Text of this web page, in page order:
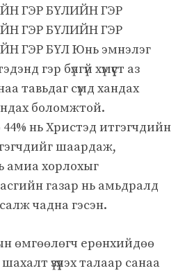
ГЭР БҮЛИЙН ГЭР
ГЭР БҮЛИЙН ГЭР
ГЭР БҮЛ Юнь эмнэлэг
гэр бүлгүй хүмүүст аз
тавьдаг сүмд хандах
боломжтой.
нь Христэд итгэгчдийн
шаардаж,
амиа хорлохыг
газар нь амьдралд
чадна гэсэн.
өмгөөлөгч ерөнхийдөө
үзүүлэх талаар санаа